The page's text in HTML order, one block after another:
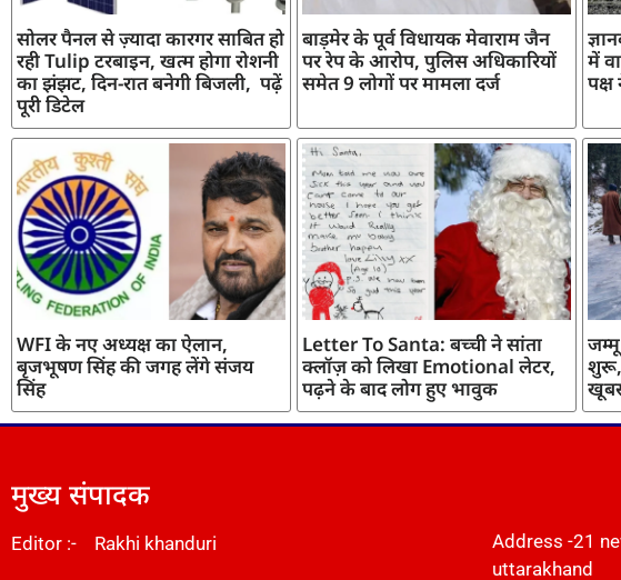
सोलर पैनल से ज़्यादा कारगर साबित हो
रही Tulip टरबाइन, खत्म होगा रोशनी
का झंझट, दिन-रात बनेगी बिजली, पढ़ें
पूरी डिटेल
बाड़मेर के पूर्व विधायक मेवाराम जैन
पर रेप के आरोप, पुलिस अधिकारियों
समेत 9 लोगों पर मामला दर्ज
में
WFI के नए अध्यक्ष का ऐलान,
बृजभूषण सिंह की जगह लेंगे संजय
सिंह
Letter To Santa: बच्ची ने सांता
क्लॉज़ को लिखा Emotional लेटर,
पढ़ने के बाद लोग हुए भावुक
शुरू,
मुख्य संपादक
Editor :- Rakhi khanduri
Address -21
uttarakhand